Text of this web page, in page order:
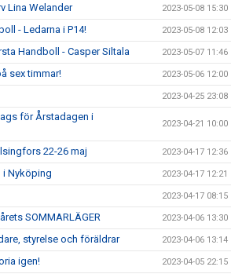
Lina Welander 2023-05-08 15:30
- Ledarna i P14! 2023-05-08 12:03
Handboll - Casper Siltala 2023-05-07 11:46
sex timmar! 2023-05-06 12:00
2023-04-25 23:08
för Årstadagen i
2023-04-21 10:00
22-26 maj 2023-04-17 12:36
i Nyköping 2023-04-17 12:21
2023-04-17 08:15
SOMMARLÄGER 2023-04-06 13:30
styrelse och föräldrar 2023-04-06 13:14
igen! 2023-04-05 22:15